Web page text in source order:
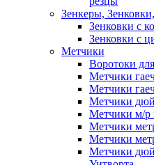
Зенкеры,
Зенковки с
Зенковки с
Метчики
Воротоки
Метчики
Метчики
Метчики
Метчики м/р
Метчики
Метчики
Метчики